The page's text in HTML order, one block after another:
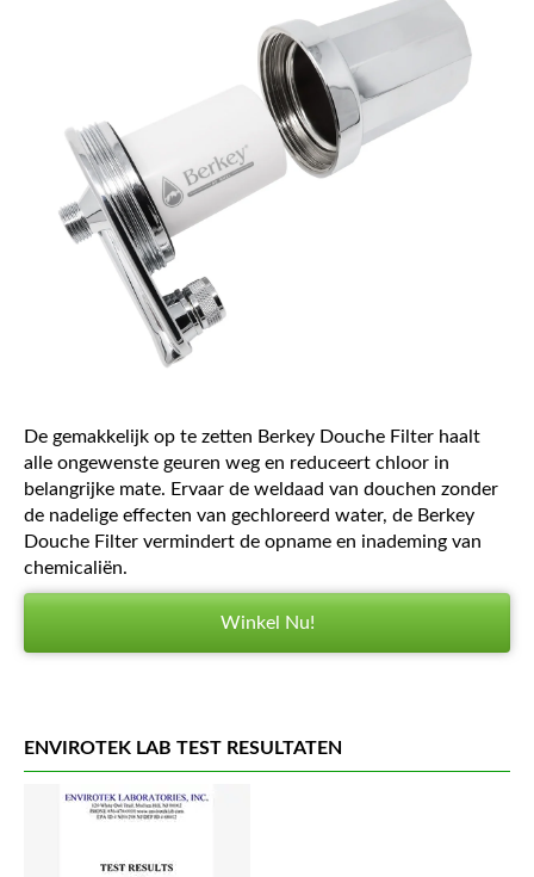
De gemakkelijk op te zetten Berkey Douche Filter haalt
alle ongewenste geuren weg en reduceert chloor in
belangrijke mate. Ervaar de weldaad van douchen zonder
de nadelige effecten van gechloreerd water, de Berkey
Douche Filter vermindert de opname en inademing van
chemicaliën.
Winkel Nu!
ENVIROTEK LAB TEST RESULTATEN